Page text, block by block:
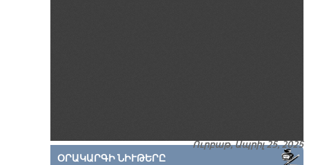
Ուրբաթ, Ապրիլ 25, 2025
ՕՐԱԿԱՐԳԻ ՆԻՒԹԵՐԸ